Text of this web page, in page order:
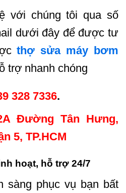
với chúng tôi qua số
dưới đây để được tư
thợ sửa máy bơm
trợ nhanh chóng
328 7336.
Đường Tân Hưng,
5, TP.HCM
hoạt, hỗ trợ 24/7
sàng phục vụ bạn bất